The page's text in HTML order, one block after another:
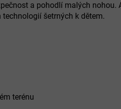
a pohodlí malých nohou.
šetrných k dětem.
terénu